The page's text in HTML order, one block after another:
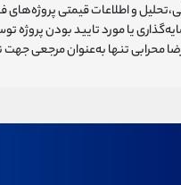
و اطلاعات قیمتی پروژه‌های
یا مورد تایید بودن
محرابی تنها به‌عنوان مرجعی